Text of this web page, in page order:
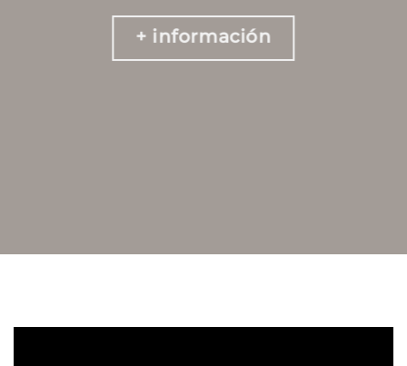
+ información